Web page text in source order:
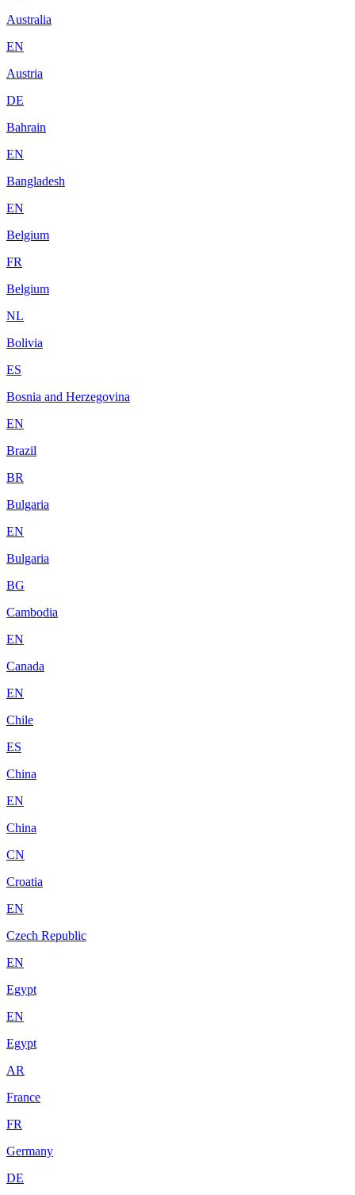
Australia
EN
Austria
DE
Bahrain
EN
Bangladesh
EN
Belgium
FR
Belgium
NL
Bolivia
ES
Bosnia and Herzegovina
EN
Brazil
BR
Bulgaria
EN
Bulgaria
BG
Cambodia
EN
Canada
EN
Chile
ES
China
EN
China
CN
Croatia
EN
Czech Republic
EN
Egypt
EN
Egypt
AR
France
FR
Germany
DE